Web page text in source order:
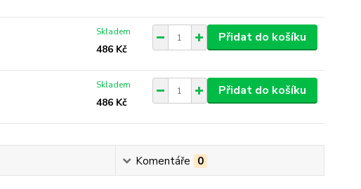
486 Kč
Skladem Přidat do košíku
486 Kč
Skladem Přidat do košíku
Komentáře 0